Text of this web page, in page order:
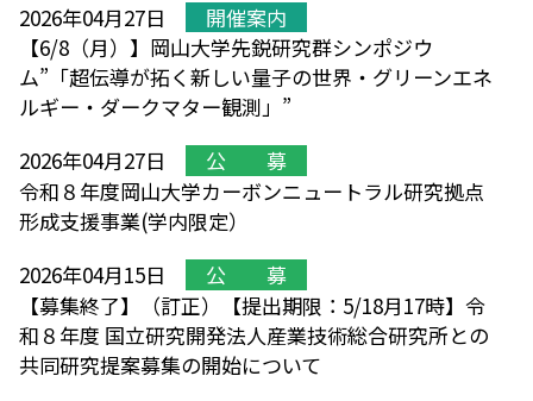
2026年04月27日
開催案内
【6/8（月）】岡山大学先鋭研究群シンポジウ
ム”「超伝導が拓く新しい量子の世界・グリーンエネ
ルギー・ダークマター観測」”
2026年04月27日
公 募
令和８年度岡山大学カーボンニュートラル研究拠点
形成支援事業(学内限定）
2026年04月15日
公 募
【募集終了】（訂正）【提出期限：5/18月17時】令
和８年度 国立研究開発法人産業技術総合研究所との
共同研究提案募集の開始について